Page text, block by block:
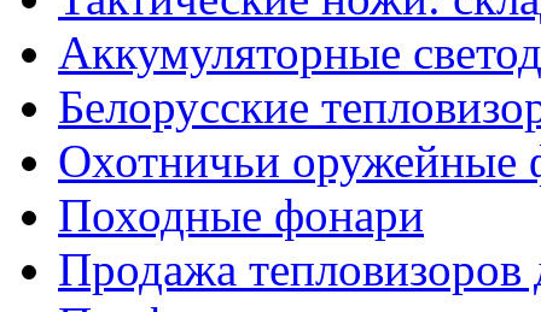
Аккумуляторные
Белорусские
Охотничьи оружейные
Походные фонари
Продажа тепловизоров